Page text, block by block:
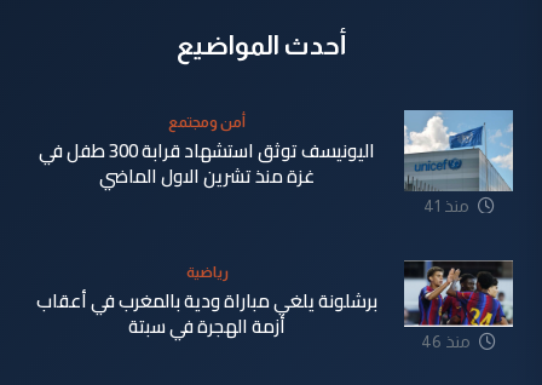
أحدث المواضيع
منذ 41
أمن ومجتمع
اليونيسف توثق استشهاد قرابة 300 طفل في
غزة منذ تشرين الاول الماضي
منذ 46
رياضية
برشلونة يلغي مباراة ودية بالمغرب في أعقاب
أزمة الهجرة في سبتة